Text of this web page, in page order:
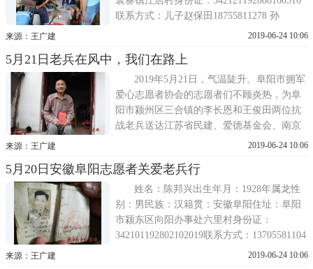
联系方式：儿子赵保田18755811278 孙
15256861205困难等级：优抚身体状况：脑血
余年子女情况：2儿2女入朝番号：空军后勤
部部队职务：航
来源：王广建 2019-06-24 10:06
5月21日老兵在风中，我们在路上
2019年5月21日，气温陡升。阜阳市拥军
爱心志愿者协会的志愿者们不顾炎热，为阜
阳市颍州区三合镇的李长恩和王俊田两位抗
战老兵送达江苏省民建、爱德基金会、南京
民间抗战博物馆、思源爱民公益基金和淘宝
元。姓名：李长恩出生年月：属虎，1926年
人性别：男民族：汉籍贯：安徽省阜阳市住
址
来源：王广建 2019-06-24 10:06
5月20日安徽阜阳志愿者关爱老兵行
姓名：陈邦兴出生年月：1928年属龙性
别：男民族：汉籍贯：安徽阜阳住址：阜阳
市颍东区向阳办事处六里村身份证：
342101192802102019联系方式：13705581104
困难等级：优抚身体状况：身体一般;有便
来源：王广建 2019-06-24 10:06